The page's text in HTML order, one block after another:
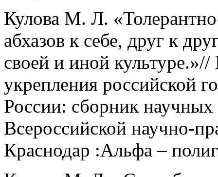
Кулова М. Л.
абхазов к себе, друг к
своей и иной
укрепления российской
России: сборник
Всероссийской научно-
Краснодар :Альфа –